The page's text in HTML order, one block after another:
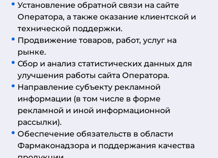
Установление обратной связи на сайте
Оператора, а также оказание клиентской и
технической поддержки.
Продвижение товаров, работ, услуг на
рынке.
Сбор и анализ статистических данных для
улучшения работы сайта Оператора.
Направление субъекту рекламной
информации (в том числе в форме
рекламной и иной информационной
рассылки).
Обеспечение обязательств в области
Фармаконадзора и поддержания качества